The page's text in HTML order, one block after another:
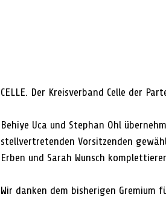
CELLE. Der Kreisverband Celle der
Behiye Uca und Stephan Ohl
stellvertretenden Vorsitzenden
Erben und Sarah Wunsch
Wir danken dem bisherigen